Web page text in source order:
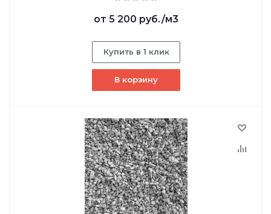
от 5 200 руб./м3
Купить в 1 клик
В корзину